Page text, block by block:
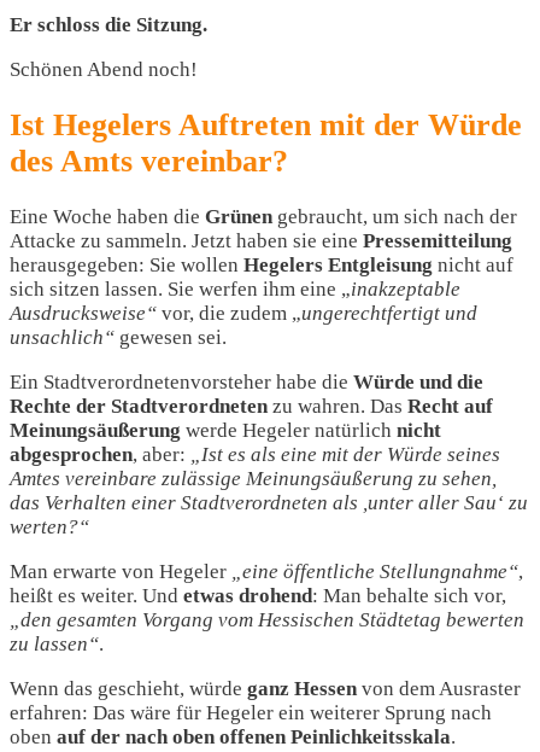
Er schloss die Sitzung.
Schönen Abend noch!
Ist Hegelers Auftreten mit der Würde
des Amts vereinbar?
Eine Woche haben die Grünen gebraucht, um sich nach der
Attacke zu sammeln. Jetzt haben sie eine Pressemitteilung
herausgegeben: Sie wollen Hegelers Entgleisung nicht auf
sich sitzen lassen. Sie werfen ihm eine „inakzeptable
Ausdrucksweise“ vor, die zudem „ungerechtfertigt und
unsachlich“ gewesen sei.
Ein Stadtverordnetenvorsteher habe die Würde und die
Rechte der Stadtverordneten zu wahren. Das Recht auf
Meinungsäußerung werde Hegeler natürlich nicht
abgesprochen, aber: „Ist es als eine mit der Würde seines
Amtes vereinbare zulässige Meinungsäußerung zu sehen,
das Verhalten einer Stadtverordneten als ,unter aller Sau‘ zu
werten?“
Man erwarte von Hegeler „eine öffentliche Stellungnahme“,
heißt es weiter. Und etwas drohend: Man behalte sich vor,
„den gesamten Vorgang vom Hessischen Städtetag bewerten
zu lassen“.
Wenn das geschieht, würde ganz Hessen von dem Ausraster
erfahren: Das wäre für Hegeler ein weiterer Sprung nach
oben auf der nach oben offenen Peinlichkeitsskala.